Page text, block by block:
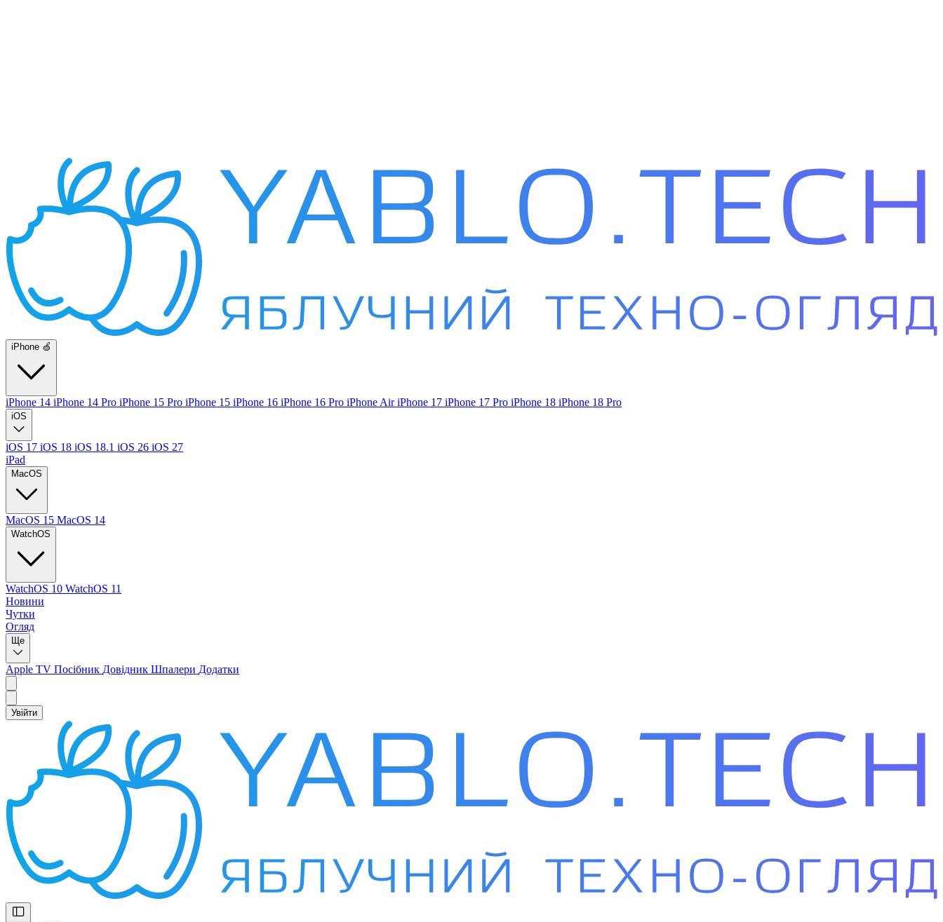
iPhone 🍏
iPhone 14 iPhone 14 Pro iPhone 15 Pro iPhone 15 iPhone 16 iPhone 16 Pro iPhone AiriPhone 17 iPhone 17 Pro iPhone 18 iPhone 18 Pro
iOS
iOS 17 iOS 18 iOS 18.1 iOS 26 iOS 27
iPad
MacOS
MacOS 15 MacOS 14
WatchOS
WatchOS 10 WatchOS 11
Новини
Чутки
Огляд
Ще
Apple TV Посібник Довідник Шпалери Додатки
Увійти